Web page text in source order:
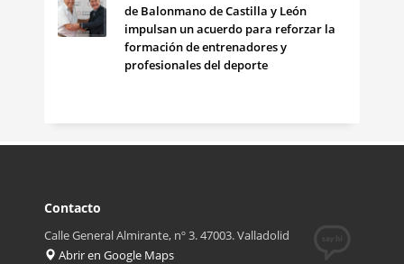
de Balonmano de Castilla y León
impulsan un acuerdo para reforzar la
formación de entrenadores y
profesionales del deporte
Contacto
Calle General Almirante, nº 3. 47003. Valladolid
Abrir en Google Maps